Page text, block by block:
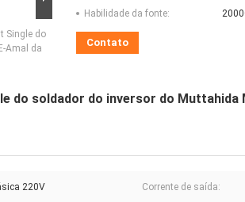
Single do
Amal da
Habilidade da fonte:
Contato
do soldador do inversor do Muttahida
220V Corrente de saída: